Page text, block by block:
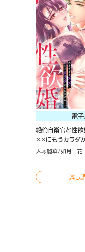
電子
絶倫自衛官と性
××にもうカラダ
ん…！（分冊版）
大塚麗華 如月一花
試し